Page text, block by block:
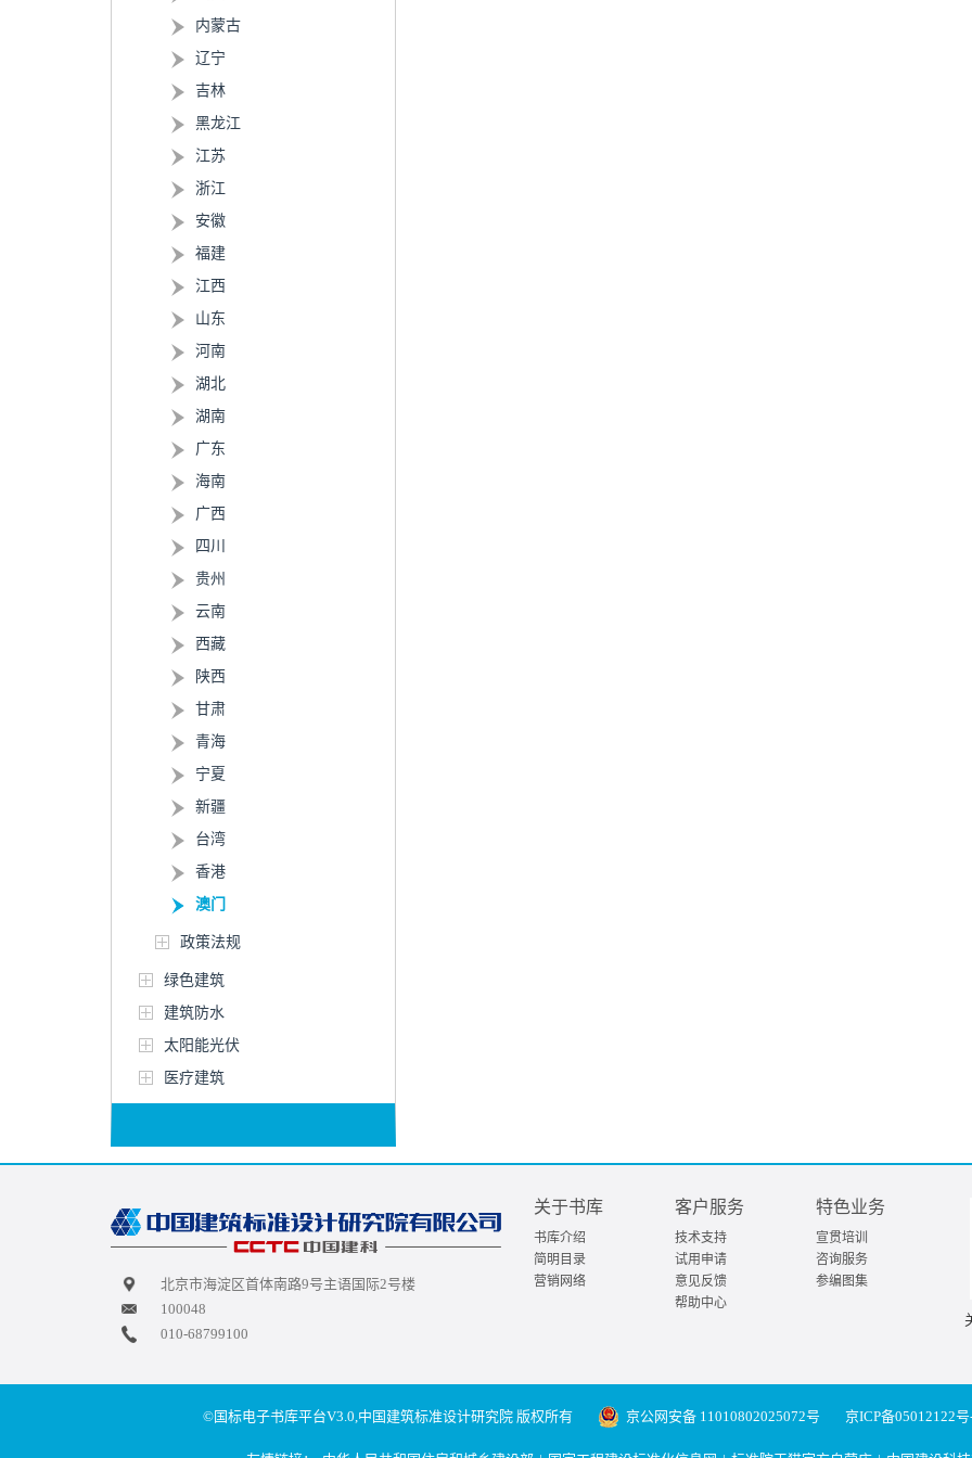
内蒙古
辽宁
吉林
黑龙江
江苏
浙江
安徽
福建
江西
山东
河南
湖北
湖南
广东
海南
广西
四川
贵州
云南
西藏
陕西
甘肃
青海
宁夏
新疆
台湾
香港
澳门
政策法规
绿色建筑
建筑防水
太阳能光伏
医疗建筑
北京市海淀区首体南路9号主语国际2号楼
100048
010-68799100
关于书库
书库介绍
简明目录
营销网络
客户服务
技术支持
试用申请
意见反馈
帮助中心
特色业务
宣贯培训
咨询服务
参编图集
©国标电子书库平台V3.0,中国建筑标准设计研究院 版权所有 京公网安备 11010802025072号 京ICP备05012122号